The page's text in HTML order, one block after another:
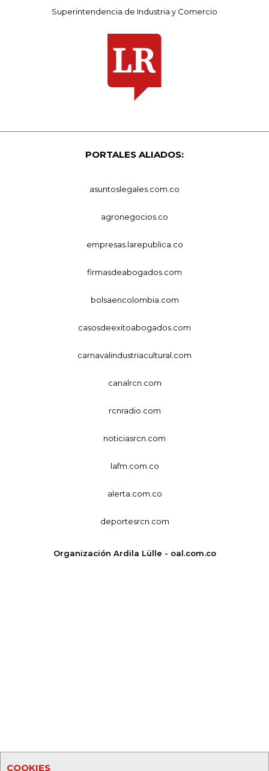
COOKIES
Superintendencia de Industria y Comercio
PORTALES ALIADOS:
asuntoslegales.com.co
agronegocios.co
empresas.larepublica.co
firmasdeabogados.com
bolsaencolombia.com
casosdeexitoabogados.com
carnavalindustriacultural.com
canalrcn.com
rcnradio.com
noticiasrcn.com
lafm.com.co
alerta.com.co
deportesrcn.com
Organización Ardila Lülle - oal.com.co